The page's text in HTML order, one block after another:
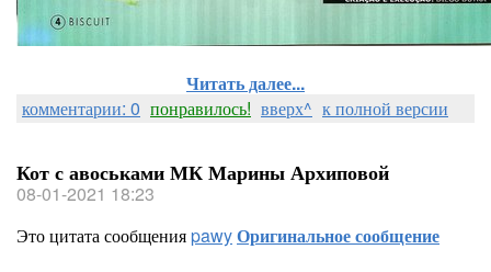
Читать далее...
комментарии: 0 понравилось! вверх^ к полной версии
Кот с авоськами МК Марины Архиповой
08-01-2021 18:23
Это цитата сообщенияpawyОригинальное сообщение